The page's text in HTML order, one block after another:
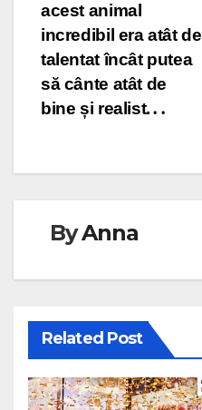
acest animal
incredibil era atât de
talentat încât putea
să cânte atât de
bine și realist.․․
ByAnna
Related Post